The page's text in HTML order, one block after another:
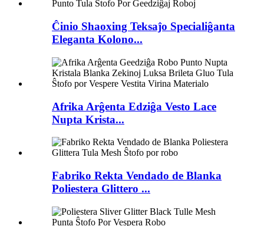
Ĉinio Shaoxing Teksaĵo Specialiĝanta
Eleganta Kolono...
Afrika Arĝenta Edziĝa Vesto Lace
Nupta Krista...
Fabriko Rekta Vendado de Blanka
Poliestera Glittero ...